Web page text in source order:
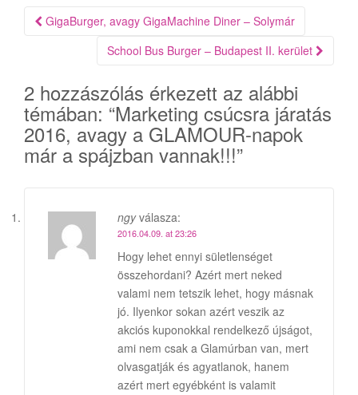
Bejegyzés
navigáció
GigaBurger, avagy GigaMachine Diner – Solymár
School Bus Burger – Budapest II. kerület
2 hozzászólás érkezett az alábbi
témában: “Marketing csúcsra járatás
2016, avagy a GLAMOUR-napok
már a spájzban vannak!!!”
ngy válasza:
2016.04.09. at 23:26
Hogy lehet ennyi sületlenséget
összehordani? Azért mert neked
valami nem tetszik lehet, hogy másnak
jó. Ilyenkor sokan azért veszik az
akciós kuponokkal rendelkező újságot,
ami nem csak a Glamúrban van, mert
olvasgatják és agyatlanok, hanem
azért mert egyébként is valamit